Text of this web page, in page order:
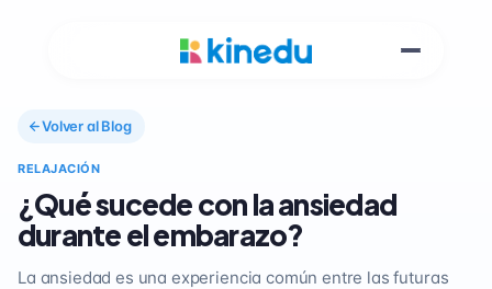
Volver al Blog
RELAJACIÓN
¿Qué sucede con la ansiedad
durante el embarazo?
La ansiedad es una experiencia común entre las futuras